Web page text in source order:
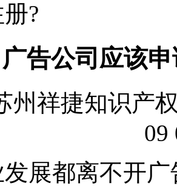
?
广告公司应该
州祥捷知识产
09
展都离不开